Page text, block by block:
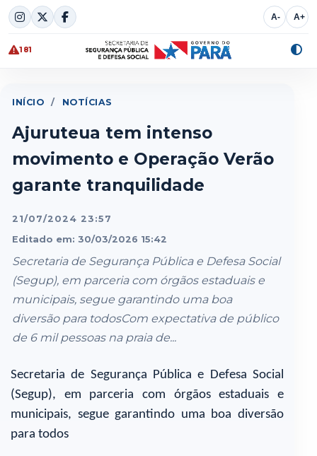
Skip
to
content
A- A+
181
INÍCIO / NOTÍCIAS
Ajuruteua tem intenso
movimento e Operação Verão
garante tranquilidade
21/07/2024 23:57
Editado em: 30/03/2026 15:42
Secretaria de Segurança Pública e Defesa Social
(Segup), em parceria com órgãos estaduais e
municipais, segue garantindo uma boa
diversão para todosCom expectativa de público
de 6 mil pessoas na praia de...
Secretaria de Segurança Pública e Defesa Social
(Segup), em parceria com órgãos estaduais e
municipais, segue garantindo uma boa diversão
para todos